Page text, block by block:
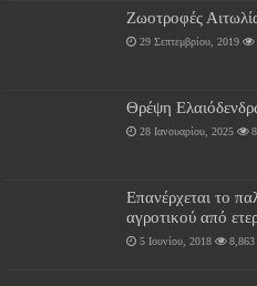
Ζωοτροφές
29 Σεπτεμβρίου, 2019
Θρέψη
28 Ιανουαρίου, 2025
Επανέρχεται το
αγροτικού από
5 Ιουνίου, 2018 8,863